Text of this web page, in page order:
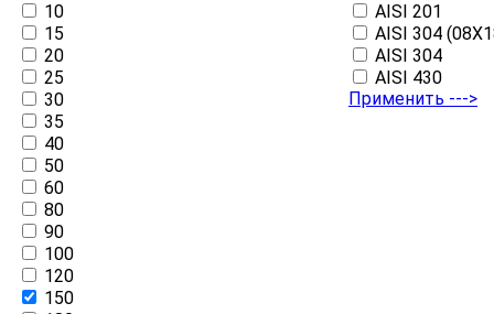
10
15
20
25
30
35
40
50
60
80
90
100
120
150
AISI 201
AISI 304
AISI 304
AISI 430
Применить --->